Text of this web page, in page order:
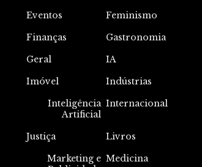
Eventos
Feminismo
Finanças
Gastronomia
Geral
IA
Imóvel
Indústrias
Inteligência
Artificial
Internacional
Justiça
Livros
Marketing e Medicina